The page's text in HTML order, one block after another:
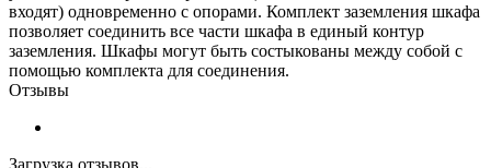
входят) одновременно с опорами. Комплект заземления шкафа
позволяет соединить все части шкафа в единый контур
заземления. Шкафы могут быть состыкованы между собой с
помощью комплекта для соединения.
Отзывы
Загрузка отзывов...